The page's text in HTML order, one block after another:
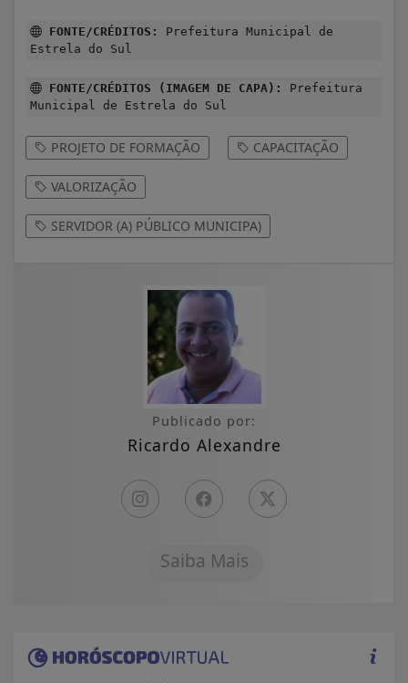
FONTE/CRÉDITOS:
Prefeitura Municipal de
Estrela do Sul
FONTE/CRÉDITOS (IMAGEM DE CAPA):
Prefeitura
Municipal de Estrela do Sul
PROJETO DE FORMAÇÃO CAPACITAÇÃO
VALORIZAÇÃO
SERVIDOR (A) PÚBLICO MUNICIPA)
Publicado por:
Ricardo Alexandre
Saiba Mais